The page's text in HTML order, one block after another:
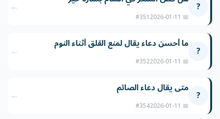
?
📅 2026-01-11
#351
←
? ما أحسن دعاء يقال لمنع القلق أثناء النوم
📅 2026-01-11
#352
←
? متى يقال دعاء الصائم
📅 2026-01-11
#354
←